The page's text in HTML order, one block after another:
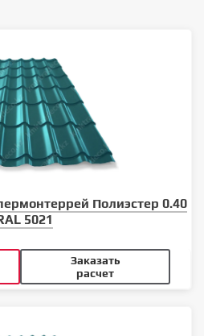
Полиэстер 0.40
5021
Заказать
расчет